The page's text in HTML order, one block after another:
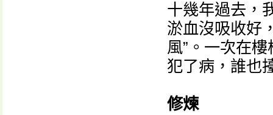
十幾年過去，
淤血沒吸收好
風”。一次在
犯了病，誰也
修煉